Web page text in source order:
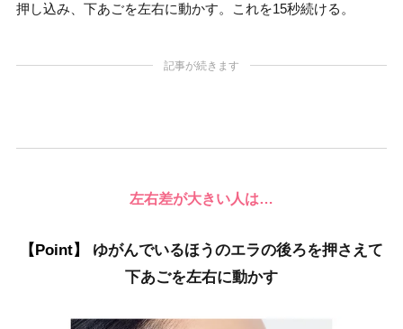
押し込み、下あごを左右に動かす。これを15秒続ける。
記事が続きます
左右差が大きい人は…
【Point】 ゆがんでいるほうのエラの後ろを押さえて
下あごを左右に動かす